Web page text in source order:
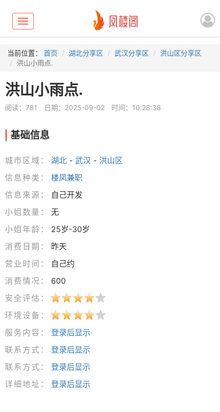
Toggle
navigation
当前位置： 首页 湖北分享区 武汉分享区
洪山区分享区
洪山小雨点.
洪山小雨点.
阅读：781 日期：2025-09-02 时间：10:28:38
基础信息
城市区域： 湖北 - 武汉 - 洪山区
信息种类：
楼凤兼职
信息来源：
自己开发
小姐数量：
无
小姐年龄：
25岁-30岁
消费日期：
昨天
营业时间：
自己约
消费情况：
600
安全评估：
环境设备：
服务内容：
登录后显示
联系方式：
登录后显示
联系方式：
登录后显示
详细地址：
登录后显示